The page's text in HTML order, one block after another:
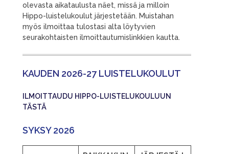
olevasta aikataulusta näet, missä ja milloin
Hippo-luistelukoulut järjestetään. Muistahan
myös ilmoittaa tulostasi alta löytyvien
seurakohtaisten ilmoittautumislinkkien kautta.
KAUDEN 2026-27 LUISTELUKOULUT
ILMOITTAUDU HIPPO-LUISTELUKOULUUN
TÄSTÄ
SYKSY 2026